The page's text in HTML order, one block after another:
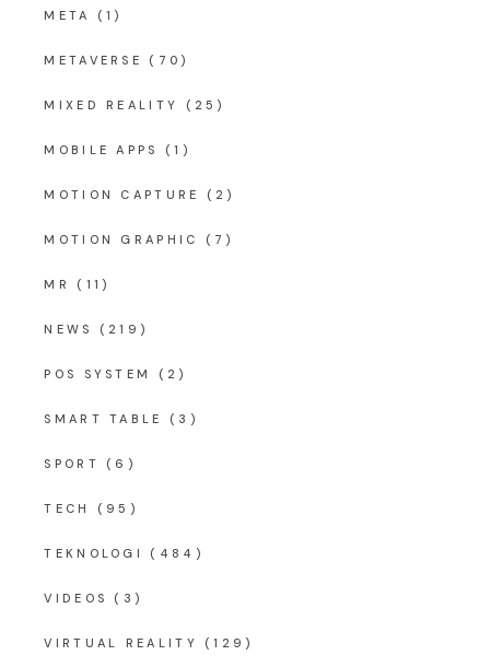
META (1)
METAVERSE (70)
MIXED REALITY (25)
MOBILE APPS (1)
MOTION CAPTURE (2)
MOTION GRAPHIC (7)
MR (11)
NEWS (219)
POS SYSTEM (2)
SMART TABLE (3)
SPORT (6)
TECH (95)
TEKNOLOGI (484)
VIDEOS (3)
VIRTUAL REALITY (129)